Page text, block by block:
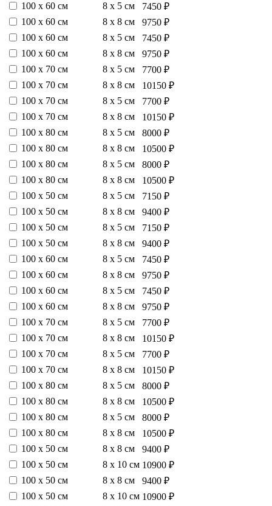
100 х 60 см
8 х 5 см
7450 ₽
100 х 60 см
8 х 8 см
9750 ₽
100 х 60 см
8 х 5 см
7450 ₽
100 х 60 см
8 х 8 см
9750 ₽
100 х 70 см
8 х 5 см
7700 ₽
100 х 70 см
8 х 8 см
10150 ₽
100 х 70 см
8 х 5 см
7700 ₽
100 х 70 см
8 х 8 см
10150 ₽
100 х 80 см
8 х 5 см
8000 ₽
100 х 80 см
8 х 8 см
10500 ₽
100 х 80 см
8 х 5 см
8000 ₽
100 х 80 см
8 х 8 см
10500 ₽
100 х 50 см
8 х 5 см
7150 ₽
100 х 50 см
8 х 8 см
9400 ₽
100 х 50 см
8 х 5 см
7150 ₽
100 х 50 см
8 х 8 см
9400 ₽
100 х 60 см
8 х 5 см
7450 ₽
100 х 60 см
8 х 8 см
9750 ₽
100 х 60 см
8 х 5 см
7450 ₽
100 х 60 см
8 х 8 см
9750 ₽
100 х 70 см
8 х 5 см
7700 ₽
100 х 70 см
8 х 8 см
10150 ₽
100 х 70 см
8 х 5 см
7700 ₽
100 х 70 см
8 х 8 см
10150 ₽
100 х 80 см
8 х 5 см
8000 ₽
100 х 80 см
8 х 8 см
10500 ₽
100 х 80 см
8 х 5 см
8000 ₽
100 х 80 см
8 х 8 см
10500 ₽
100 х 50 см
8 х 8 см
9400 ₽
100 х 50 см
8 х 10 см 10900 ₽
100 х 50 см
8 х 8 см
9400 ₽
100 х 50 см
8 х 10 см 10900 ₽